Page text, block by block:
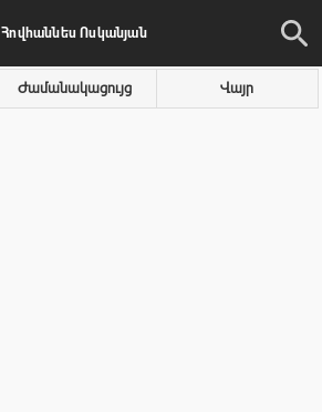
Հովհաննես Ոսկանյան
Ժամանակացույց Վայր